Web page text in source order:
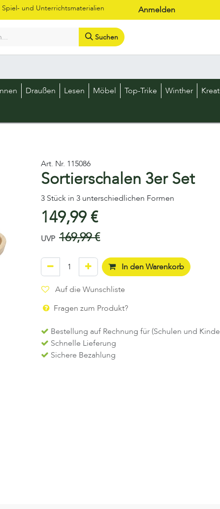
und Unterrichtsmaterialien Anmelden
Suchen
Draußen Lesen Möbel Top-Trike Winther
Art. Nr. 115086
Sortierschalen 3er Set
3 Stück in 3 unterschiedlichen Formen
149,99€
UVP 169,99€
In den Warenkorb
Auf die Wunschliste
Fragen zum Produkt?
Bestellung auf Rechnung für (Schulen und
Schnelle Lieferung
Sichere Bezahlung